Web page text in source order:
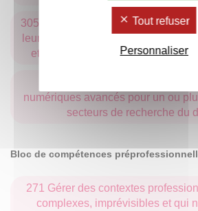
305 Identifier les usages
leur évolution dans le domaine de
et se servir de façon autonome
numériques avancés pour un ou
secteurs de recherche du
Bloc de compétences
271 Gérer des contextes
complexes, imprévisibles et qui
Tout refuser
Personnaliser